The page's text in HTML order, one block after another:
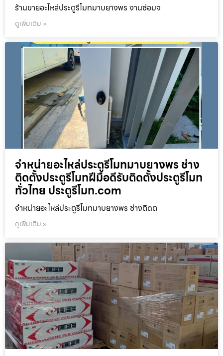
ร้านขายอะไหล่ประตูรีโมทมาบยางพร งานซ่อมจ
ดูเพิ่มเติม »
จำหน่ายอะไหล่ประตูรีโมทมาบยางพร ช่าง
ติดตั้งประตูรีโมทฝีมือดีรับติดตั้งประตูรีโมท
ทั่วไทย ประตูรีโมท.com
จำหน่ายอะไหล่ประตูรีโมทมาบยางพร ช่างติดต
ดูเพิ่มเติม »